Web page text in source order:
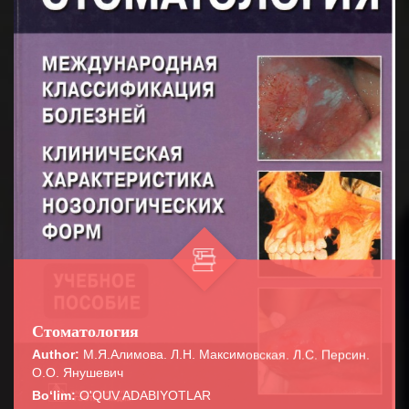
Стоматология
Author: М.Я.Алимова. Л.Н. Максимовская. Л.С. Персин.
О.О. Янушевич
Bo‘lim: O'QUV ADABIYOTLAR